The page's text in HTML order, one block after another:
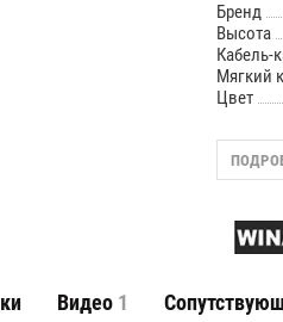
Бренд
Высота
Кабель-
Мягкий
Цвет
Видео 1